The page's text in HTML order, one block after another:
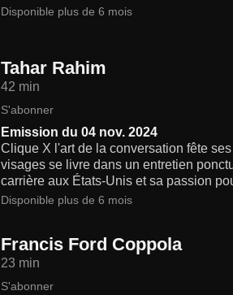
Disponible plus de 6 mois
Tahar Rahim
42 min
S'abonner
Emission du 04 nov. 2024
Clique X l'art de la conversation fête
visages se livre dans un entretien
carrière aux États-Unis et sa passion
Disponible plus de 6 mois
Francis Ford Coppola
23 min
S'abonner